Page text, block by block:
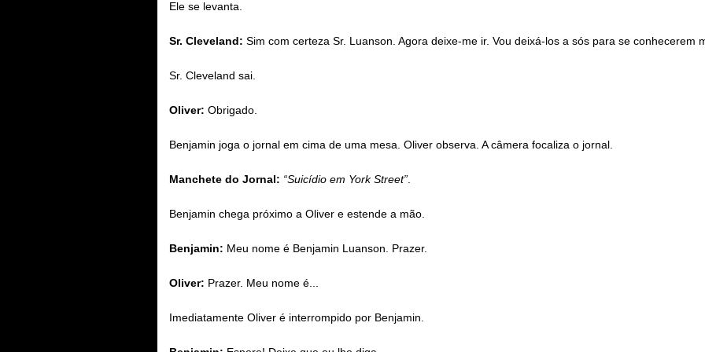
Ele se levanta.
Sr. Cleveland: Sim com certeza Sr. Luanson. Agora deixe-me ir. Vou deixá-los a sós para se conhecerem
Sr. Cleveland sai.
Oliver: Obrigado.
Benjamin joga o jornal em cima de uma mesa. Oliver observa. A câmera focaliza o jornal.
Manchete do Jornal: “Suicídio em York Street”
Benjamin chega próximo a Oliver e estende a mão.
Benjamin: Meu nome é Benjamin Luanson. Prazer.
Oliver: Prazer. Meu nome é...
Imediatamente Oliver é interrompido por Benjamin.